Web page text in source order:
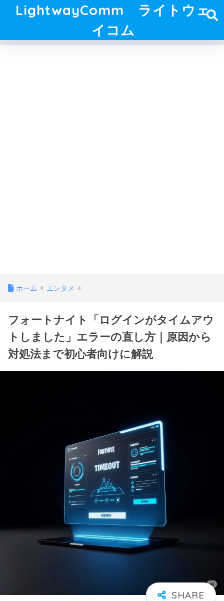
LightwayComm ライトウェ
イコム
ホーム エンタメ
フォートナイト「ログインがタイムアウ
トしました」エラーの直し方｜原因から
対処法まで初心者向けに解説